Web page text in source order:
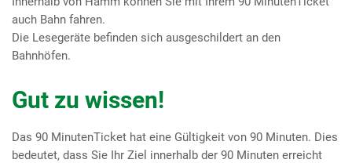
auch Bahn fahren.
Die Lesegeräte befinden sich ausgeschildert an den
Bahnhöfen.
Gut zu wissen!
Das 90 MinutenTicket hat eine Gültigkeit von 90 Minuten. Dies
bedeutet, dass Sie Ihr Ziel innerhalb der 90 Minuten erreicht